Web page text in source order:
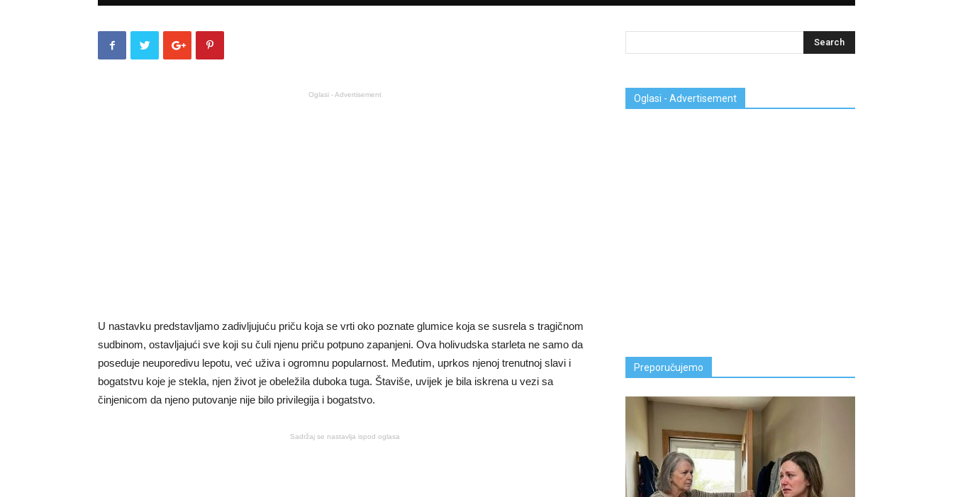
Oglasi - Advertisement
U nastavku predstavljamo zadivljujuću priču koja se vrti oko poznate glumice koja se susrela s tragičnom
sudbinom, ostavljajući sve koji su čuli njenu priču potpuno zapanjeni. Ova holivudska starleta ne samo da
poseduje neuporedivu lepotu, već uživa i ogromnu popularnost. Međutim, uprkos njenoj trenutnoj slavi i
bogatstvu koje je stekla, njen život je obeležila duboka tuga. Štaviše, uvijek je bila iskrena u vezi sa
činjenicom da njeno putovanje nije bilo privilegija i bogatstvo.
Sadržaj se nastavlja ispod oglasa
Oglasi - Advertisement
Preporučujemo